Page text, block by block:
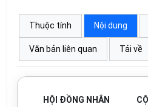
Thuộc tính Nội dung
Văn bản liên quan Tải về
HỘI ĐỒNG NHÂN